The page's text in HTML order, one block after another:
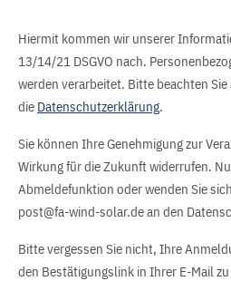
Hiermit kommen wir unserer
13/14/21 DSGVO nach.
werden verarbeitet. Bitte beachten
die Datenschutzerklärung.
Sie können Ihre Genehmigung zur
Wirkung für die Zukunft widerrufen.
Abmeldefunktion oder wenden Sie
post@fa-wind-solar.de an den
Bitte vergessen Sie nicht, Ihre
den Bestätigungslink in Ihrer E-Mail